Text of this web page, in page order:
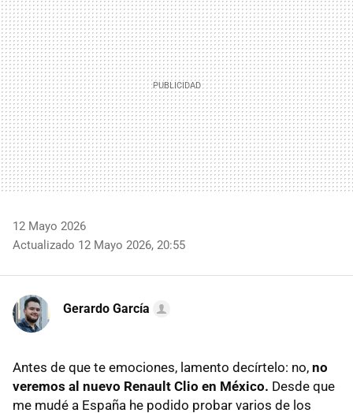
12 Mayo 2026
Actualizado 12 Mayo 2026, 20:55
Gerardo García
Antes de que te emociones, lamento decírtelo: no, no
veremos al nuevo Renault Clio en México. Desde que
me mudé a España he podido probar varios de los